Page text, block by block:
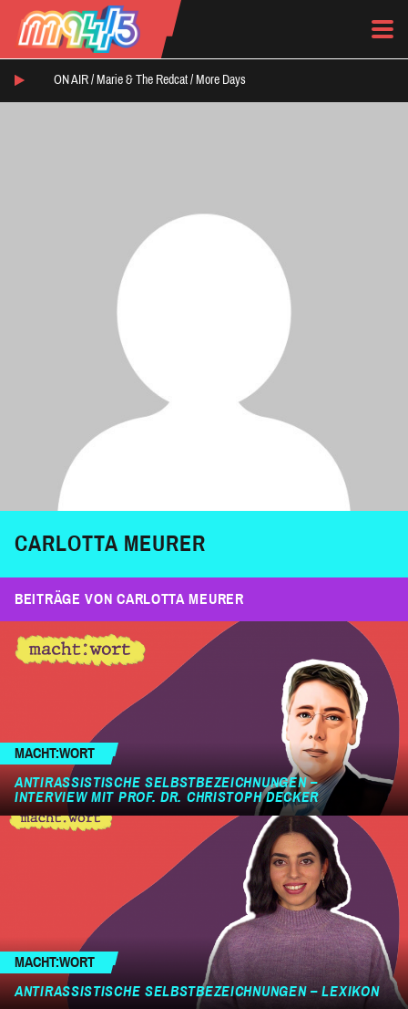
ON AIR / Marie & The Redcat / More Days
CARLOTTA MEURER
BEITRÄGE VON CARLOTTA MEURER
MACHT:WORT
ANTIRASSISTISCHE SELBSTBEZEICHNUNGEN –
INTERVIEW MIT PROF. DR. CHRISTOPH DECKER
MACHT:WORT
ANTIRASSISTISCHE SELBSTBEZEICHNUNGEN – LEXIKON